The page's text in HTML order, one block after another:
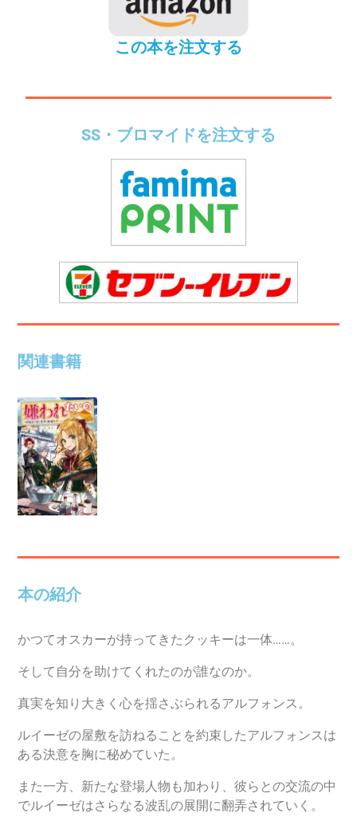
この本を注文する
SS・ブロマイドを注文する
関連書籍
本の紹介
かつてオスカーが持ってきたクッキーは一体……。
そして自分を助けてくれたのが誰なのか。
真実を知り大きく心を揺さぶられるアルフォンス。
ルイーゼの屋敷を訪ねることを約束したアルフォンスは
ある決意を胸に秘めていた。
また一方、新たな登場人物も加わり、彼らとの交流の中
でルイーゼはさらなる波乱の展開に翻弄されていく。